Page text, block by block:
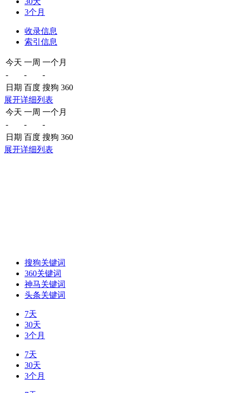
3个月
收录信息
索引信息
今天 一周 一个月
-
-
-
日期 百度 搜狗 360
展开详细列表
今天 一周 一个月
-
-
-
日期 百度 搜狗 360
展开详细列表
搜狗关键词
360关键词
神马关键词
头条关键词
7天
30天
3个月
7天
30天
3个月